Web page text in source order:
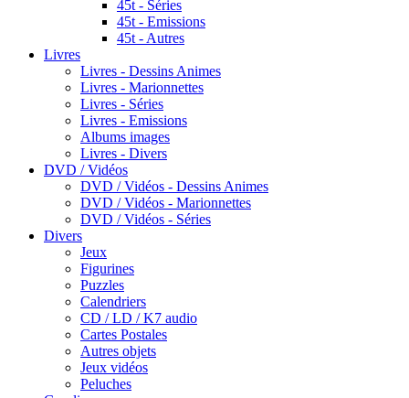
45t - Séries
45t - Emissions
45t - Autres
Livres
Livres - Dessins Animes
Livres - Marionnettes
Livres - Séries
Livres - Emissions
Albums images
Livres - Divers
DVD / Vidéos
DVD / Vidéos - Dessins Animes
DVD / Vidéos - Marionnettes
DVD / Vidéos - Séries
Divers
Jeux
Figurines
Puzzles
Calendriers
CD / LD / K7 audio
Cartes Postales
Autres objets
Jeux vidéos
Peluches